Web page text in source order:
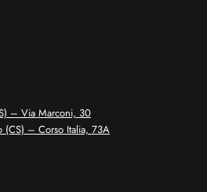
– Via Marconi, 30
(CS) – Corso Italia, 73A